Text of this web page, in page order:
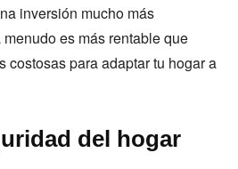
inversión mucho más
es más rentable que
costosas para adaptar tu hogar a
del hogar